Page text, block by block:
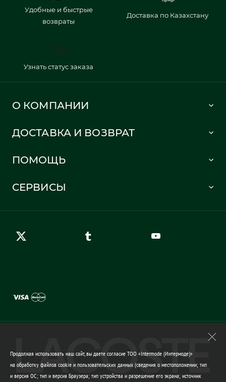
Удобные и быстрые
возвраты
Доставка по Казахстану
Узнать статус заказа
О КОМПАНИИ
Политика в отношении обработки персональных данных
ДОСТАВКА И ВОЗВРАТ
Информация о доставке
Правила возврата
ПОМОЩЬ
Карта сайта
СЕРВИСЫ
Продолжая использовать наш сайт, вы даете согласие ТОО «Intermode (Интермоде)»
на обработку файлов cookie и пользовательских данных (сведения о местоположении; тип
и версия ОС; тип и версия Браузера; тип устройства и разрешение его экрана; источник